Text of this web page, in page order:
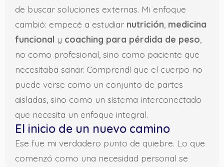
de buscar soluciones externas. Mi enfoque
cambió: empecé a estudiar nutrición medicina
funcional y coaching para pérdida de peso
no como profesional, sino como paciente que
necesitaba sanar. Comprendí que el cuerpo no
puede verse como un conjunto de partes
aisladas, sino como un sistema interconectado
que necesita un enfoque integral.
El inicio de un nuevo camino
Ese fue mi verdadero punto de quiebre. Lo que
comenzó como una necesidad personal se